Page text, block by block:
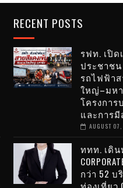
RECENT POSTS
รฟท. เปิ
ประชาชน
รถไฟฟ้าส
ใหญ่–มห
โครงการ
และการ
AUGUST
ททท. เดิ
กว่า 52